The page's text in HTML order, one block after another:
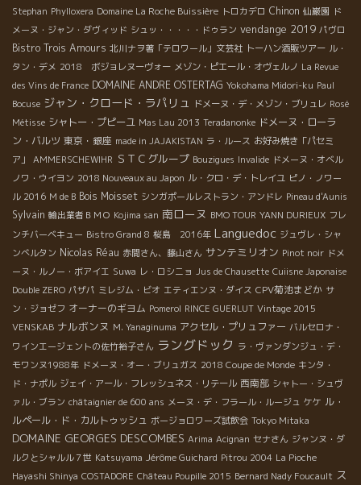
Stephan Phylloxera Domaine La Roche Buissière トロカデロ Chinon 仙巌園 ド
メーヌ・ジャン・ダヴィッド シュッ・・・・・ドゥラン vendange 2019 パヴロ
Bistro Trois Amours 北川ナヲ著「テロワール」文芸社 トーハン酒販ツアー ル・
タン・デメ 2018 ボジョレヌーヴォー メゾン・ピエール・オヴェルノ La Revue
des Vins de France DOMAINE ANDRE OSTERTAG Yokohama Midori-ku Paul
Bocuse ジャン・クロード・ラパリュ ドメーヌ・デ・メゾン・ブリュレ Rosé
Métisse シャトー・プピーユ Mas Lau 2013 Teradanonke ドメーヌ・ローラ
ン・バルツ 東京・銀座 made in JAJAKISTAN ラ・ルース お好み焼き「パセミ
ア」
AMMERSCHEWIHR ＳＴＣグループ Bouzigues Invalide ドメーヌ・オベル
ノワ・ウイヨン 2018 Nouveaux au Japon ル・クロ・デ・トレイユ ピノ・ノワー
ル 2016 M de B Bois Moisset シンガポールレストラン・アンドレ Pineau d'Aunis
Sylvain 輸出業者ＢＭＯ Kojima san 南ローヌ BMO TOUR YANN DURIEUX フレ
ンチバーベキュー Bistro Grand 8 桜島 2016年 Languedoc ジュヴレ・シャ
ンべルタン Nicolas Réau 赤間さん、藤山さん サンテミリオン Pinot noir ドメ
ーヌ・ルノー・ボアイエ Suwa レ・ロシニョ Jus de Chausette Cuiisne Japonaise
Double ZERO パザパ ミレジム・ビオ エティエンヌ・ダイス CPV菊池まどか サ
ン・ジョゼフ オーナーのギヨム Pomerol RINCE GUERLUT Vintage 2015
VENSKAB ナルボンヌ M. Yanaginuma アクセル・プリュファー バルセロナ・
ワインエージェントの佐竹裕子さん ラングドック ラ・ヴァンダンジュ・デ・
モワンヌ1988年 ドメーヌ・オー・ブリュガス 2018 Coupe de Monde キンタ・
ド・ナポル ジェイ・アール・フレッシュネス・リテール 西南部 シャトー・シュヴ
ァル・ブラン châtaignier de 600 ans メーヌ・デ・フラール・ルージュ ケケ ル・
ルペール・ド・カルトゥッシュ ボージョロワーズ試飲会 Tokyo Mitaka
DOMAINE GEORGES DESCOMBES Arima Acignan セナさん ジャンヌ・ダ
ルクとシャルル７世 Katsuyama Jérôme Guichard Pitrou 2004 La Pioche
Hayashi Shinya COSTADORE Château Poupille 2015 Bernard Nady Foucault ス